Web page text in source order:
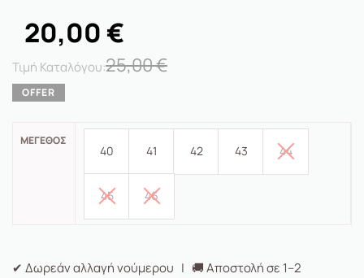
25,00€
20,00 €
ΜΈΓΕΘΟΣ
40 41 42 43 44
45 46
✔ Δωρεάν αλλαγή νούμερου | 🚚 Αποστολή σε 1–2